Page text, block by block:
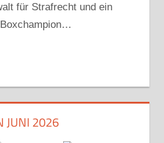
für Strafrecht und ein
JUNI 2026